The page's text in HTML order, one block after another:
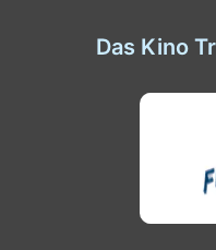
Das Kino